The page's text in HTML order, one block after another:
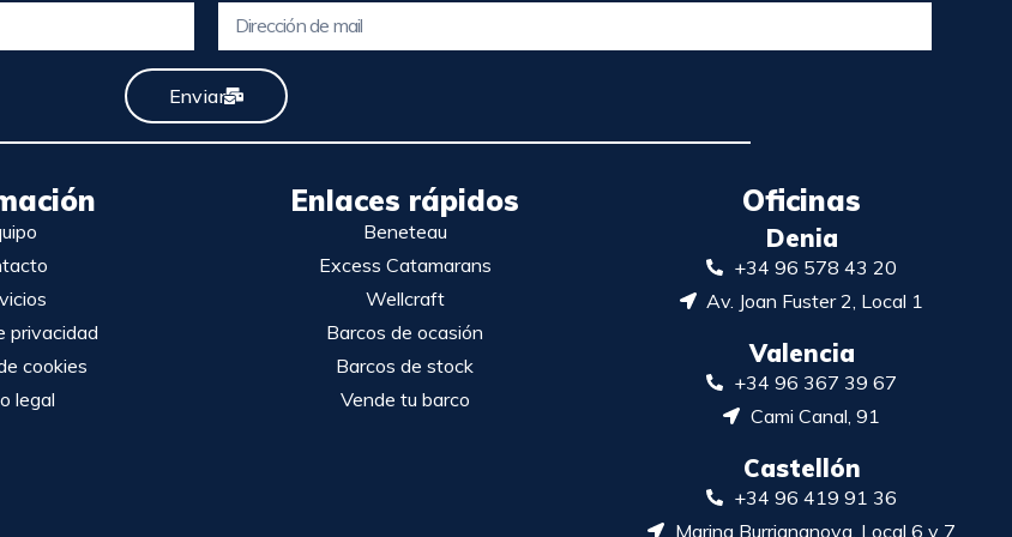
Enviar
privacidad
cookies
legal
Enlaces rápidos
Beneteau
Excess Catamarans
Wellcraft
Barcos de ocasión
Barcos de stock
Vende tu barco
Oficinas
Denia
+34 96 578 43 20
Av. Joan Fuster 2, Local 1
Valencia
+34 96 367 39 67
Cami Canal, 91
Castellón
+34 96 419 91 36
Marina Burriananova, Local 6 y 7